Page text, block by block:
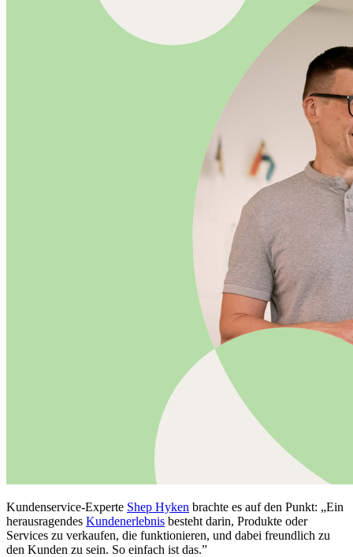
Kundenservice-Experte Shep Hyken brachte es auf den Punkt: „Ein
herausragendes Kundenerlebnis besteht darin, Produkte oder
Services zu verkaufen, die funktionieren, und dabei freundlich zu
den Kunden zu sein. So einfach ist das.”